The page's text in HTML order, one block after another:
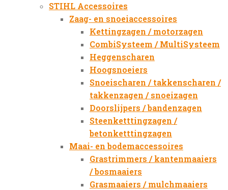
STIHL Accessoires
Zaag- en snoeiaccessoires
Kettingzagen / motorzagen
CombiSysteem / MultiSysteem
Heggenscharen
Hoogsnoeiers
Snoeischaren / takkenscharen /
takkenzagen / snoeizagen
Doorslijpers / bandenzagen
Steenketttingzagen /
betonketttingzagen
Maai- en bodemaccessoires
Grastrimmers / kantenmaaiers
/ bosmaaiers
Grasmaaiers / mulchmaaiers